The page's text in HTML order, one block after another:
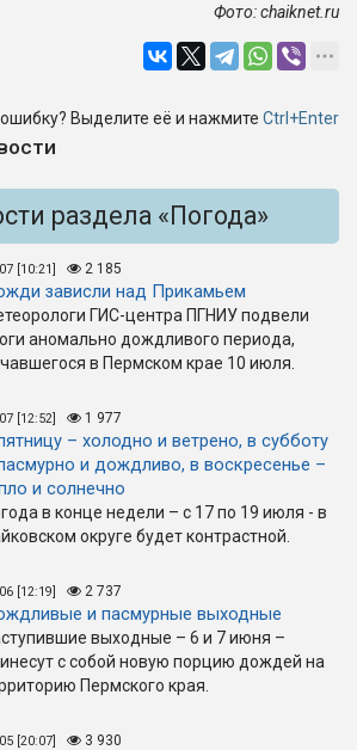
Фото:chaiknet.ru
Выделите её и нажмите Ctrl+Enter
раздела «Погода»
[10:21] 2 185
зависли над Прикамьем
ГИС-центра ПГНИУ подвели
аномально дождливого периода,
в Пермском крае 10 июля.
[12:52] 1 977
– холодно и ветрено, в субботу
и дождливо, в воскресенье –
и солнечно
в конце недели – с 17 по 19 июля - в
округе будет контрастной.
[12:19] 2 737
и пасмурные выходные
выходные – 6 и 7 июня –
с собой новую порцию дождей на
Пермского края.
[20:07] 3 930